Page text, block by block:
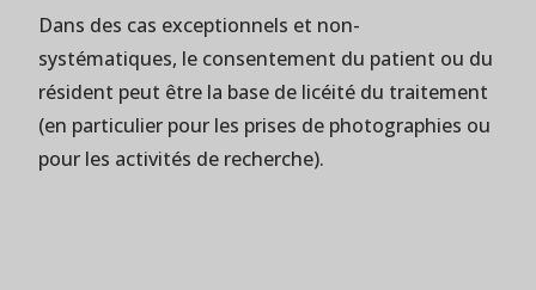
Dans des cas exceptionnels et non-
systématiques, le consentement du patient ou du
résident peut être la base de licéité du traitement
(en particulier pour les prises de photographies ou
pour les activités de recherche).